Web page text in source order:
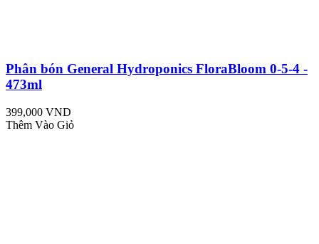
Phân bón General Hydroponics FloraBloom 0-5-4 -
473ml
399,000 VND
Thêm Vào Giỏ